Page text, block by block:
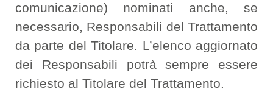
comunicazione) nominati anche, se
necessario, Responsabili del Trattamento
da parte del Titolare. L’elenco aggiornato
dei Responsabili potrà sempre essere
richiesto al Titolare del Trattamento.